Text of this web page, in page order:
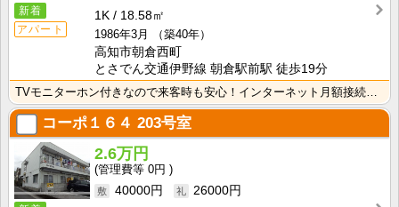
新着
アパート
1K
18.58㎡
1986年3月
（築40年）
高知市朝倉西町
とさでん交通伊野線 朝倉駅前駅 徒歩19分
コーポ１６４ 203号室
2.6万円
0円
40000円
26000円